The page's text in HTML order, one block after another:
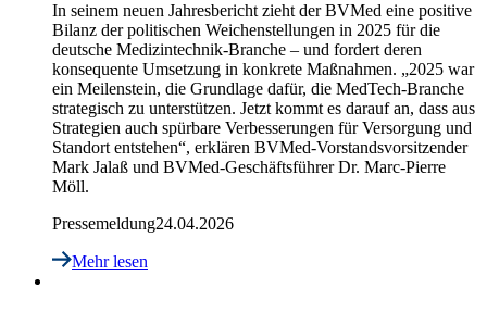
In seinem neuen Jahresbericht zieht der BVMed eine positive
Bilanz der politischen Weichenstellungen in 2025 für die
deutsche Medizintechnik-Branche – und fordert deren
konsequente Umsetzung in konkrete Maßnahmen. „2025 war
ein Meilenstein, die Grundlage dafür, die MedTech-Branche
strategisch zu unterstützen. Jetzt kommt es darauf an, dass aus
Strategien auch spürbare Verbesserungen für Versorgung und
Standort entstehen“, erklären BVMed-Vorstandsvorsitzender
Mark Jalaß und BVMed-Geschäftsführer Dr. Marc-Pierre
Möll.
Pressemeldung24.04.2026
Mehr lesen